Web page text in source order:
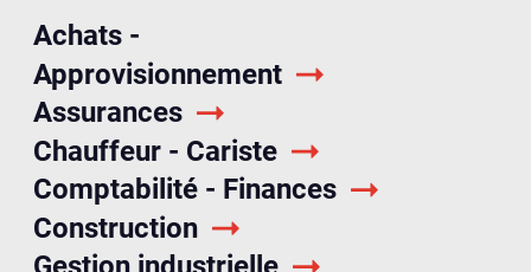
Achats -
Approvisionnement
Assurances
Chauffeur - Cariste
Comptabilité - Finances
Construction